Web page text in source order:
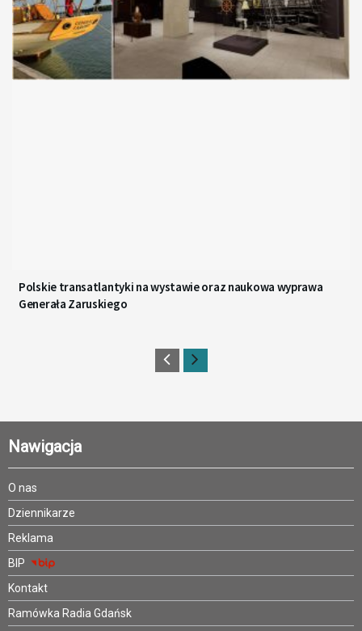
Polskie transatlantyki na wystawie oraz naukowa wyprawa
Generała Zaruskiego
Nawigacja
O nas
Dziennikarze
Reklama
BIP
Kontakt
Ramówka Radia Gdańsk